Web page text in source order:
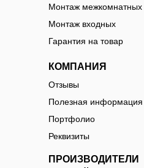
Монтаж межкомнатных
Монтаж входных
Гарантия на товар
ПРОИЗВОДИТЕЛИ
КОМПАНИЯ
Отзывы
Полезная информация
Портфолио
Реквизиты